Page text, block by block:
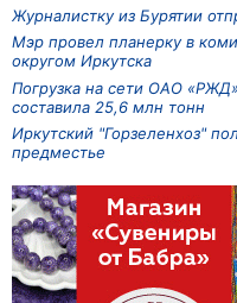
Журналистку из Бурятии
Мэр провел планерку в
округом Иркутска
Погрузка на сети ОАО
составила 25,6 млн тонн
Иркутский "Горзеленхоз"
предместье